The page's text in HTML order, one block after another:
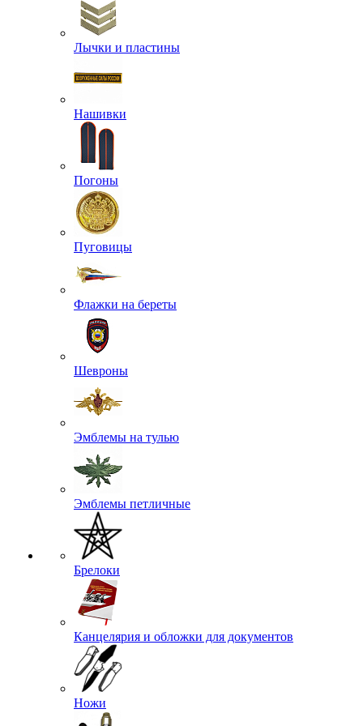
Лычки и пластины
Нашивки
Погоны
Пуговицы
Флажки на береты
Шевроны
Эмблемы на тулью
Эмблемы петличные
Брелоки
Канцелярия и обложки для документов
Ножи